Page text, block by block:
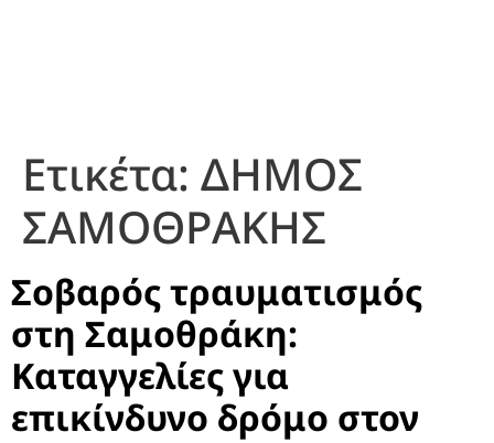
Ετικέτα: ΔΗΜΟΣ
ΣΑΜΟΘΡΑΚΗΣ
Σοβαρός τραυματισμός
στη Σαμοθράκη:
Καταγγελίες για
επικίνδυνο δρόμο στον